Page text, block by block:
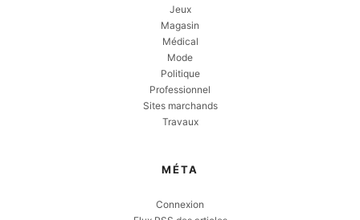
Jeux
Magasin
Médical
Mode
Politique
Professionnel
Sites marchands
Travaux
MÉTA
Connexion